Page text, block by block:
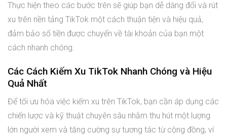
Thực hiện theo các bước trên sẽ giúp bạn dễ dàng đổi và rút
xu trên nền tảng TikTok một cách thuận tiện và hiệu quả,
đảm bảo số tiền được chuyển về tài khoản của bạn một
cách nhanh chóng.
Các Cách Kiếm Xu TikTok Nhanh Chóng và Hiệu
Quả Nhất
Để tối ưu hóa việc kiếm xu trên TikTok, bạn cần áp dụng các
chiến lược và kỹ thuật chuyên sâu nhằm thu hút một lượng
lớn người xem và tăng cường sự tương tác từ cộng đồng, ví